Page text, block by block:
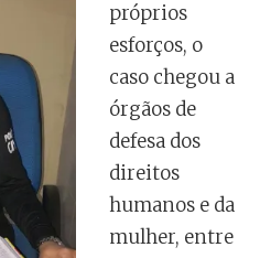
próprios
esforços, o
caso chegou a
órgãos de
defesa dos
direitos
humanos e da
mulher, entre